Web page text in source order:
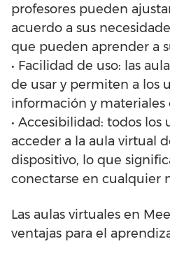
profesores pueden
acuerdo a sus
que pueden aprender a
• Facilidad de uso: las
de usar y permiten a los
información y materiales
• Accesibilidad: todos los
acceder a la aula virtual
dispositivo, lo que
conectarse en cualquier
Las aulas virtuales en
ventajas para el